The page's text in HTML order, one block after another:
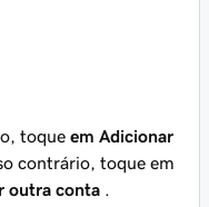
toque em Adicionar
contrário, toque em
outra conta .